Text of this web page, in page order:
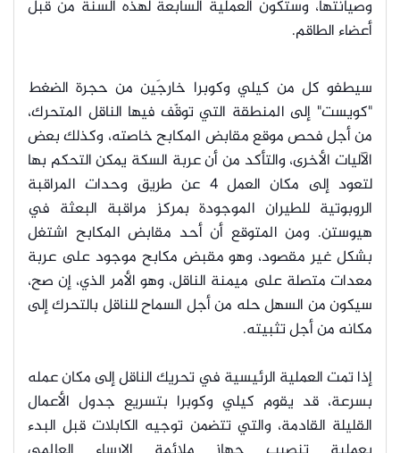
وصيانتها، وستكون العمليةَ السابعةَ لهذه السنة من قبل
أعضاء الطاقم.
سيطفو كل من كيلي وكوبرا خارجَين من حجرة الضغط
"كويست" إلى المنطقة التي توقّف فيها الناقل المتحرك،
من أجل فحص موقع مقابض المكابح خاصته، وكذلك بعض
الآليات الأخرى، والتأكد من أن عربة السكة يمكن التحكم بها
لتعود إلى مكان العمل 4 عن طري
ق وحدات المراقبة
الروبوتية للطيران الموجودة بمركز مراقبة البعثة في
هيوستن. ومن المتوقع أن أحد مقابض المكابح اشتغل
بشكل غير مقصود، وهو مقبض مكابح موجود على عربة
معدات متصلة على ميمنة الناقل، وهو الأمر الذي، إن صح،
سيكون من السهل حله من أجل السماح للناقل بالتحرك إلى
مكانه من أجل تثبيته.
إذا تمت العملية الرئيسية في تحريك الناقل إلى مكان عمله
بسرعة، قد يقوم كيلي وكوبرا بتسريع جدول الأعمال
القليلة القادمة، والتي تتضمن توجيه الكابلات قبل البدء